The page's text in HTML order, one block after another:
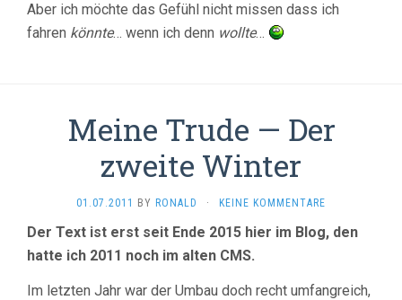
Aber ich möchte das Gefühl nicht missen dass ich
fahren könnte… wenn ich denn wollte…
Meine Trude — Der
zweite Winter
01.07.2011 BY RONALD · KEINE KOMMENTARE
Der Text ist erst seit Ende 2015 hier im Blog, den
hatte ich 2011 noch im alten CMS.
Im letzten Jahr war der Umbau doch recht umfangreich,